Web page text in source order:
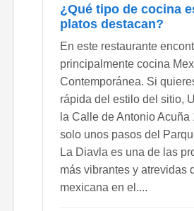
¿Qué tipo de cocina
platos destacan?
En este restaurante
principalmente cocina
Contemporánea. Si
rápida del estilo del sitio,
la Calle de Antonio Acuña
solo unos pasos del
La Diavla es una de las
más vibrantes y atrevidas
mexicana en el....